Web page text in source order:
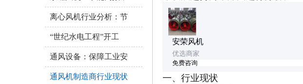
离心风机行业分析：节
“世纪水电工程”开工
通风设备：保障工业安
通风机制造商行业现状
安荣风机
优选商家
免费咨询
一、行业现状